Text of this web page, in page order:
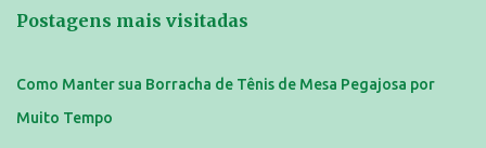
Postagens mais visitadas
Como Manter sua Borracha de Tênis de Mesa Pegajosa por
Muito Tempo